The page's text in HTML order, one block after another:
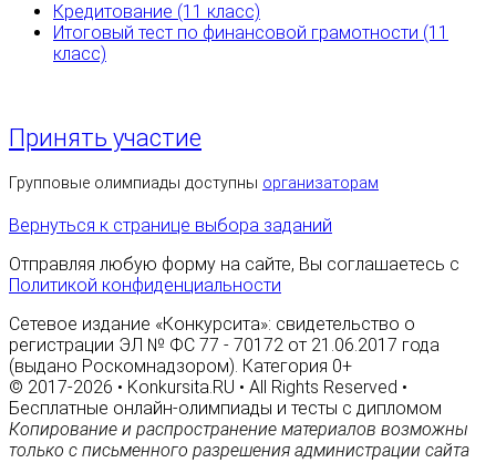
Кредитование (11 класс)
Итоговый тест по финансовой грамотности (11
класс)
Принять участие
Групповые олимпиады доступны организаторам
Вернуться к странице выбора заданий
Отправляя любую форму на сайте, Вы соглашаетесь с
Политикой конфиденциальности
Сетевое издание «Конкурсита»: свидетельство о
регистрации ЭЛ № ФС 77 - 70172 от 21.06.2017 года
(выдано Роскомнадзором). Категория 0+
© 2017-2026 • Konkursita.RU • All Rights Reserved •
Бесплатные онлайн-олимпиады и тесты с дипломом
Копирование и распространение материалов возможны
только с письменного разрешения администрации сайта